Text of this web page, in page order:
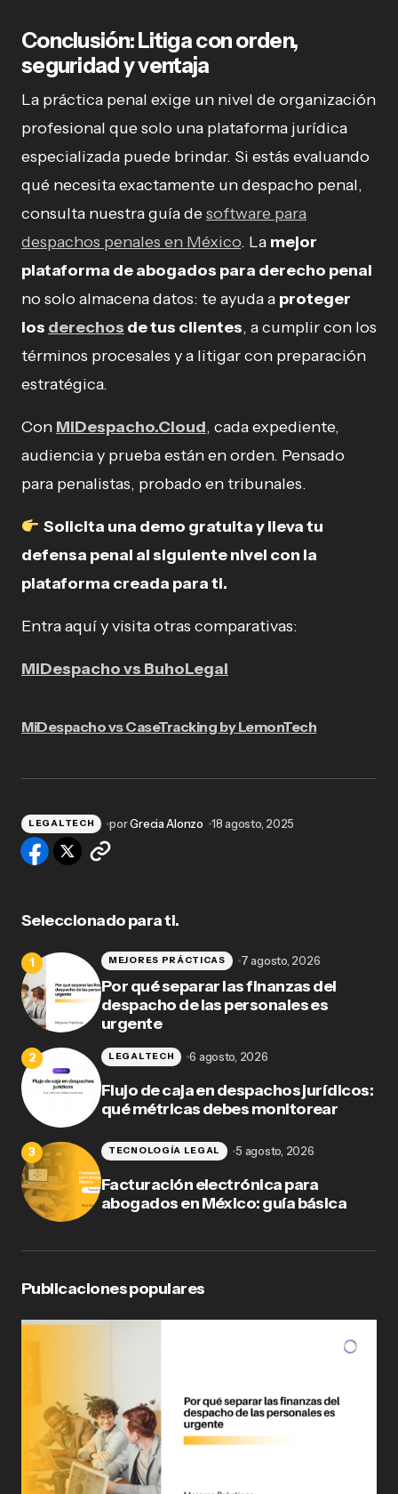
Conclusión: Litiga con orden,
seguridad y ventaja
La práctica penal exige un nivel de organización
profesional que solo una plataforma jurídica
especializada puede brindar. Si estás evaluando
qué necesita exactamente un despacho penal,
consulta nuestra guía desoftware para
despachos penales en México. La mejor
plataforma de abogados para derecho penal
no solo almacena datos: te ayuda a proteger
los derechos de tus clientes, a cumplir con los
términos procesales y a litigar con preparación
estratégica.
Con MiDespacho.Cloud, cada expediente,
audiencia y prueba están en orden. Pensado
para penalistas, probado en tribunales.
Solicita una demo gratuita y lleva tu
defensa penal al siguiente nivel con la
plataforma creada para ti.
Entra aquí y visita otras comparativas:
MiDespacho vs BuhoLegal
MiDespacho vs CaseTracking by LemonTech
LEGALTECH porGrecia Alonzo 18 agosto, 2025
Seleccionado para ti.
Por qué separar las finanzas del
despacho de las personales es
urgente
MEJORES PRÁCTICAS 7 agosto, 2026
Flujo de caja en despachos jurídicos:
qué métricas debes monitorear
LEGALTECH 6 agosto, 2026
Facturación electrónica para
abogados en México: guía básica
TECNOLOGÍA LEGAL 5 agosto, 2026
Publicaciones populares